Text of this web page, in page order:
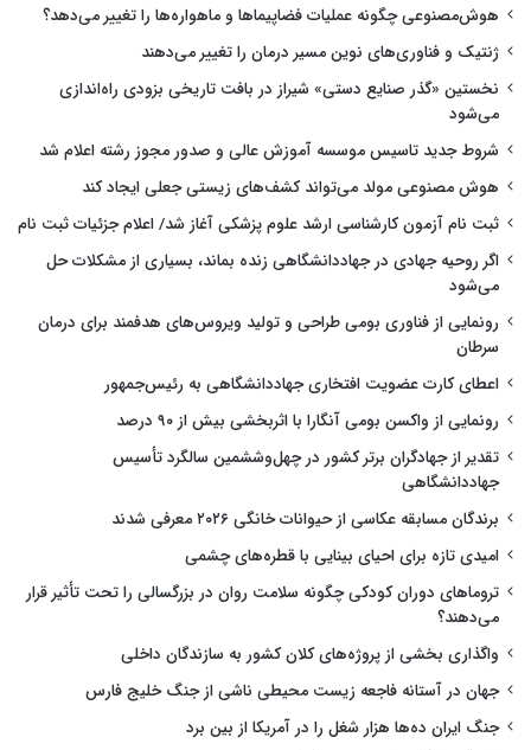
هوش‌مصنوعی چگونه عملیات فضاپیماها و ماهواره‌ها را تغییر می‌دهد؟
ژنتیک و فناوری‌های نوین مسیر درمان را تغییر می‌دهند
نخستین «گذر صنایع دستی» شیراز در بافت تاریخی بزودی راه‌اندازی
می‌شود
شروط جدید تاسیس موسسه آموزش عالی و صدور مجوز رشته اعلام شد
هوش مصنوعی مولد می‌تواند کشف‌های زیستی جعلی ایجاد کند
ثبت نام آزمون کارشناسی ارشد علوم پزشکی آغاز شد/ اعلام جزئیات ثبت نام
اگر روحیه جهادی در جهاددانشگاهی زنده بماند، بسیاری از مشکلات حل
می‌شود
رونمایی از فناوری بومی طراحی و تولید ویروس‌های هدفمند برای درمان
سرطان
اعطای کارت عضویت افتخاری جهاددانشگاهی به رئیس‌جمهور
رونمایی از واکسن بومی آنگارا با اثربخشی بیش از ۹۰ درصد
تقدیر از جهادگران برتر کشور در چهل‌وششمین سالگرد تأسیس
جهاددانشگاهی
برندگان مسابقه عکاسی از حیوانات خانگی ۲۰۲۶ معرفی شدند
امیدی تازه برای احیای بینایی با قطره‌های چشمی
تروماهای دوران کودکی چگونه سلامت روان در بزرگسالی را تحت تأثیر قرار
می‌دهند؟
واگذاری بخشی از پروژه‌های کلان کشور به سازندگان داخلی
جهان در آستانه فاجعه زیست محیطی ناشی از جنگ خلیج فارس
جنگ ایران ده‌ها هزار شغل را در آمریکا از بین برد